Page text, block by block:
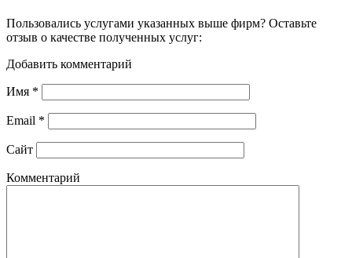
Пользовались услугами указанных выше фирм? Оставьте
отзыв о качестве полученных услуг:
Добавить комментарий
Имя *
Email *
Сайт
Комментарий